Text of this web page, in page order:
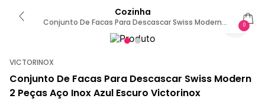
Cozinha
Conjunto De Facas Para Descascar Swiss Modern
Modern-3
0
VICTORINOX
Conjunto De Facas Para Descascar Swiss Modern
2 Peças Aço Inox Azul Escuro Victorinox